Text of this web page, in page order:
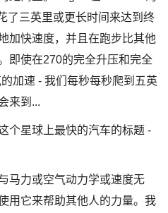
了三英里或更长时间来达到终
加快速度，并且在跑步比其他
即使在270的完全升压和完全
加速 - 我们每秒每秒爬到五英
来到...
个星球上最快的汽车的标题 -
马力或空气动力学或速度无
用它来帮助其他人的力量。我